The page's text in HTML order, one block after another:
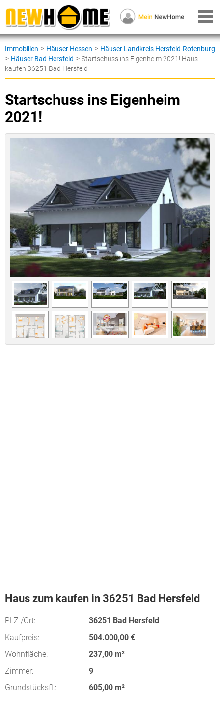
Immobilien > Häuser Hessen > Häuser Landkreis Hersfeld-Rotenburg
> Häuser Bad Hersfeld > Startschuss ins Eigenheim 2021! Haus
kaufen 36251 Bad Hersfeld
Startschuss ins Eigenheim
2021!
Haus zum kaufen in 36251 Bad Hersfeld
PLZ /Ort:
36251 Bad Hersfeld
Kaufpreis:
504.000,00 €
Wohnfläche:
237,00 m²
Zimmer:
9
Grundstücksfl.:
605,00 m²